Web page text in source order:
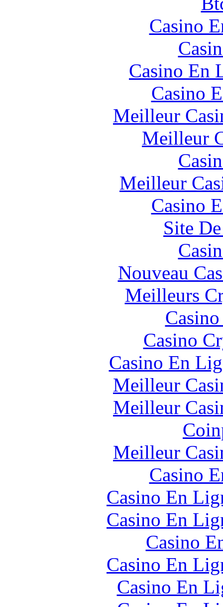
Casino
Casino En
Casino
Meilleur
Meilleur
Meilleur
Casino
Site
Nouveau
Meilleurs
Casino
Casino En
Meilleur
Meilleur
Meilleur
Casino
Casino En
Casino En
Casino
Casino En
Casino En